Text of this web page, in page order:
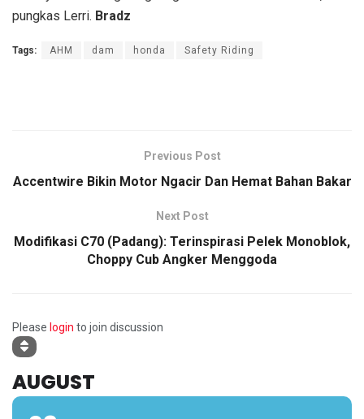
pungkas Lerri. Bradz
Tags: AHM dam honda Safety Riding
Previous Post
Accentwire Bikin Motor Ngacir Dan Hemat Bahan Bakar
Next Post
Modifikasi C70 (Padang): Terinspirasi Pelek Monoblok,
Choppy Cub Angker Menggoda
Please login to join discussion
AUGUST